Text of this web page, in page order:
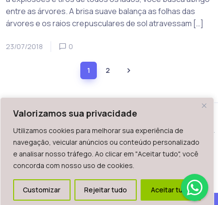
Valorizamos sua privacidade
Utilizamos cookies para melhorar sua experiência de
navegação, veicular anúncios ou conteúdo personalizado
e analisar nosso tráfego. Ao clicar em "Aceitar tudo", você
concorda com nosso uso de cookies.
Customizar Rejeitar tudo Aceitar tudo
entre as árvores. A brisa suave balança as folhas das
árvores e os raios crepusculares de sol atravessam […]
23/07/2018 0
1 2
Sidebar
WAZ - Av. do Contorno 2939, lojas 1 a 7, Belo Horizonte, MG -
Brasil. CEP: 30.110-013
Telefone: +55 (31) 2126-6666 | CNPJ: 06.036.939/0001-92
2023.
Todos os direitos reservados. É vetada a reprodução, total
ou parcial deste website.